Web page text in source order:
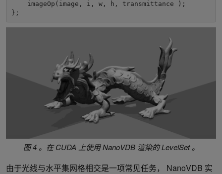
    imageOp
( image , i , w, h , transmittance
);
};
图 4 。在 CUDA 上使用 NanoVDB 渲染的 LevelSet 。
由于光线与水平集网格相交是一项常见任务， NanoVDB 实